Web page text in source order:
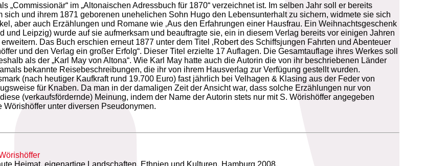
„Commissionär“ im „Altonaischen Adressbuch für 1870“ verzeichnet ist. Im selben Jahr soll er bereits
und ihrem 1871 geborenen unehelichen Sohn Hugo den Lebensunterhalt zu sichern, widmete sie sich
aber auch Erzählungen und Romane wie ‚Aus den Erfahrungen einer Hausfrau. Ein Weihnachtsgeschenk
und Leipzig) wurde auf sie aufmerksam und beauftragte sie, ein in diesem Verlag bereits vor einigen Jahren
Das Buch erschien erneut 1877 unter dem Titel ‚Robert des Schiffsjungen Fahrten und Abenteuer
und den Verlag ein großer Erfolg“. Dieser Titel erzielte 17 Auflagen. Die Gesamtauflage ihres Werkes soll
als der „Karl May von Altona“. Wie Karl May hatte auch die Autorin die von ihr beschriebenen Länder
bekannte Reisebeschreibungen, die ihr von ihrem Hausverlag zur Verfügung gestellt wurden.
(nach heutiger Kaufkraft rund 19.700 Euro) fast jährlich bei Velhagen & Klasing aus der Feder von
für Knaben. Da man in der damaligen Zeit der Ansicht war, dass solche Erzählungen nur von
(verkaufsfördernde) Meinung, indem der Name der Autorin stets nur mit S. Wörishöffer angegeben
unter diversen Pseudonymen.
Heimat, eigenartige Landschaften, Ethnien und Kulturen. Hamburg 2008.